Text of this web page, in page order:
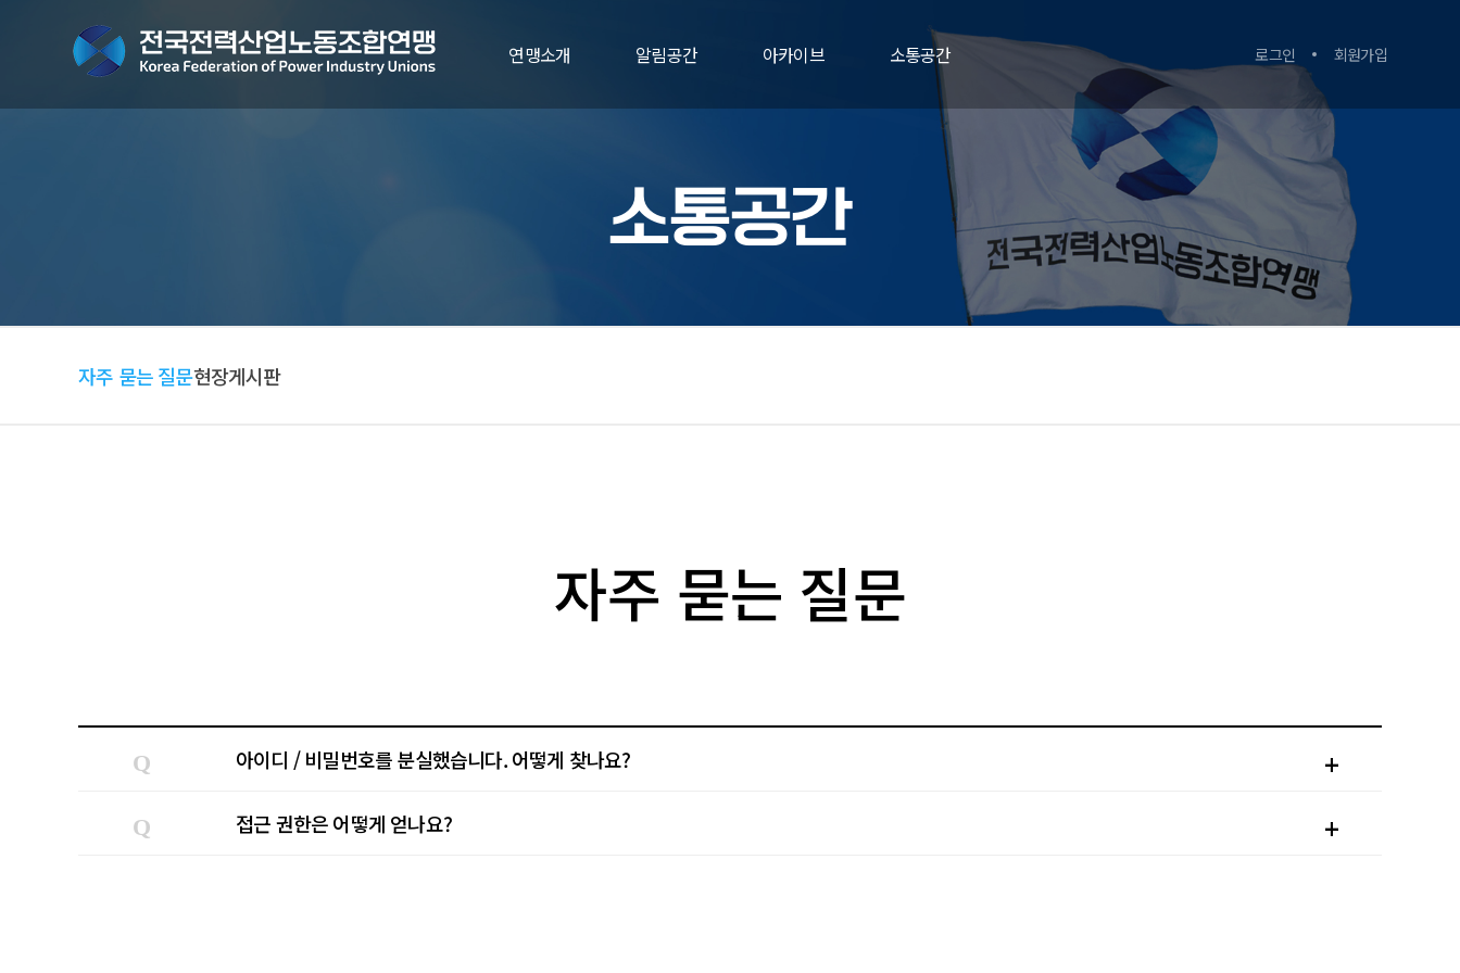
연맹소개 알림공간 아카이브 소통공간 로그인 회원가입
소통공간
자주 묻는 질문현장게시판
자주 묻는 질문
Q 아이디 / 비밀번호를 분실했습니다. 어떻게 찾나요?
Q 접근 권한은 어떻게 얻나요?